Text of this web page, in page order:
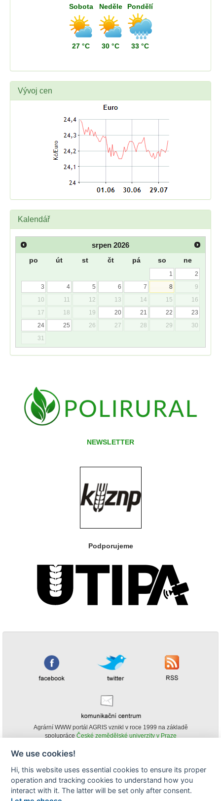
Sobota
27 °C
Neděle
30 °C
Pondělí
33 °C
Vývoj cen
Kalendář
srpen 2026
po út st čt pá so ne
1
2
3
4 5 6 7 8
9
10
11 12 13 14 15
16
17
18 19 20 21 22
23
24
25 26 27 28 29
30
31
NEWSLETTER
Podporujeme
Agrární WWW portál AGRIS vznikl v roce 1999 na základě
spolupráce České zemědělské univerzity v Praze
obsahu agrárního WWW portálu AGRIS je možné
(pokud není uvedeno jinak) pouze za podmínky uvedení zdroje v podobě
www.agris.cz a data publikace v AGRISu.
We use cookies!
Hi, this website uses essential cookies to ensure its proper
operation and tracking cookies to understand how you
interact with it. The latter will be set only after consent.